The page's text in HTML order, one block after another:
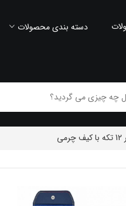
دسته بندی محصولات